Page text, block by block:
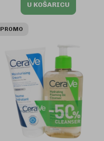
U KOŠARICU
PROMO